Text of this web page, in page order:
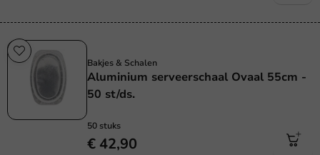
Bakjes & Schalen
Aluminium serveerschaal Ovaal 55cm -
50 st/ds.
50 stuks
€ 42,90